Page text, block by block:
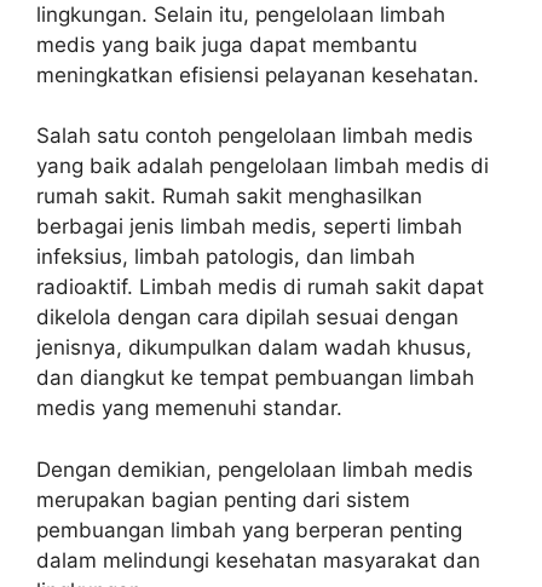
lingkungan. Selain itu, pengelolaan limbah
medis yang baik juga dapat membantu
meningkatkan efisiensi pelayanan kesehatan.
Salah satu contoh pengelolaan limbah medis
yang baik adalah pengelolaan limbah medis di
rumah sakit. Rumah sakit menghasilkan
berbagai jenis limbah medis, seperti limbah
infeksius, limbah patologis, dan limbah
radioaktif. Limbah medis di rumah sakit dapat
dikelola dengan cara dipilah sesuai dengan
jenisnya, dikumpulkan dalam wadah khusus,
dan diangkut ke tempat pembuangan limbah
medis yang memenuhi standar.
Dengan demikian, pengelolaan limbah medis
merupakan bagian penting dari sistem
pembuangan limbah yang berperan penting
dalam melindungi kesehatan masyarakat dan